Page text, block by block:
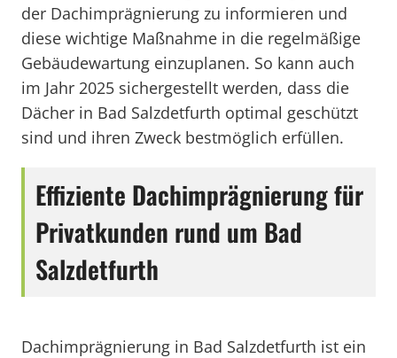
der Dachimprägnierung zu informieren und
diese wichtige Maßnahme in die regelmäßige
Gebäudewartung einzuplanen. So kann auch
im Jahr 2025 sichergestellt werden, dass die
Dächer in Bad Salzdetfurth optimal geschützt
sind und ihren Zweck bestmöglich erfüllen.
Effiziente Dachimprägnierung für
Privatkunden rund um Bad
Salzdetfurth
Dachimprägnierung in Bad Salzdetfurth ist ein